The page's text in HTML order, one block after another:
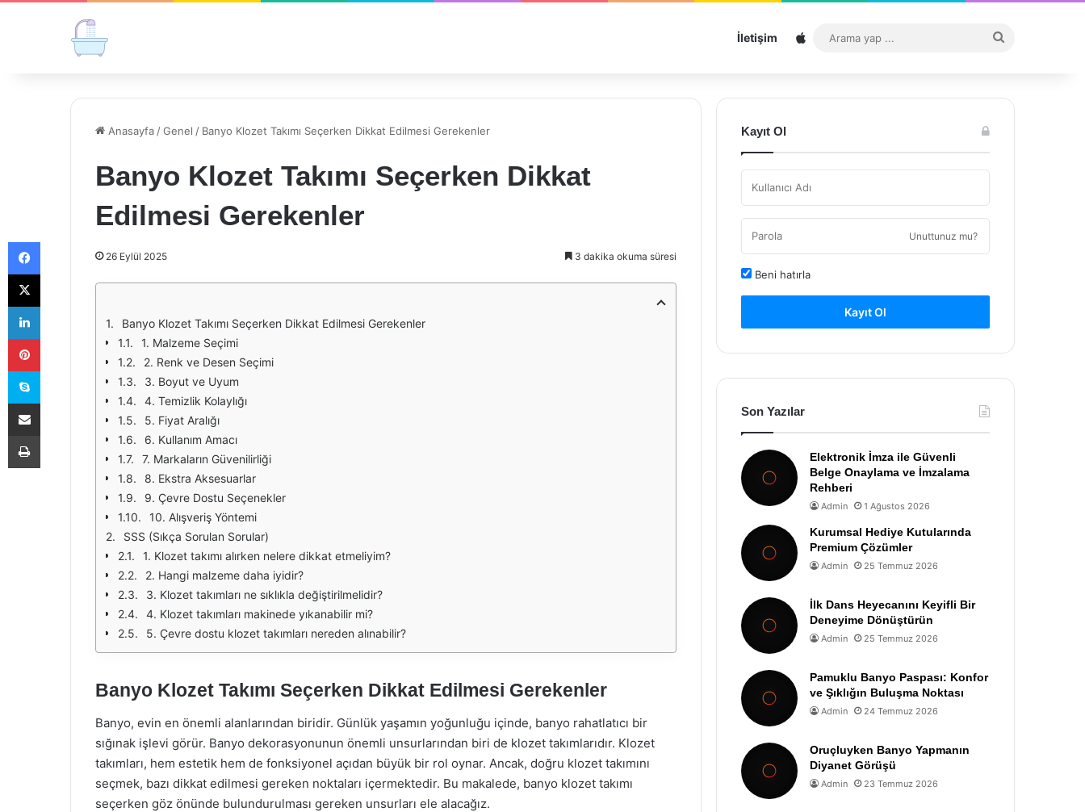
İletişim Sitemap
...
Anasayfa /Genel / Banyo Klozet Takımı Seçerken Dikkat Edilmesi Gerekenler
Banyo Klozet Takımı Seçerken Dikkat
Edilmesi Gerekenler
26 Eylül 2025 3 dakika okuma süresi
Banyo Klozet Takımı Seçerken Dikkat Edilmesi Gerekenler
1. Malzeme Seçimi
2. Renk ve Desen Seçimi
3. Boyut ve Uyum
4. Temizlik Kolaylığı
5. Fiyat Aralığı
6. Kullanım Amacı
7. Markaların Güvenilirliği
8. Ekstra Aksesuarlar
9. Çevre Dostu Seçenekler
10. Alışveriş Yöntemi
SSS (Sıkça Sorulan Sorular)
1. Klozet takımı alırken nelere dikkat etmeliyim?
2. Hangi malzeme daha iyidir?
3. Klozet takımları ne sıklıkla değiştirilmelidir?
4. Klozet takımları makinede yıkanabilir mi?
5. Çevre dostu klozet takımları nereden alınabilir?
Banyo Klozet Takımı Seçerken Dikkat Edilmesi Gerekenler
Banyo, evin en önemli alanlarından biridir. Günlük yaşamın yoğunluğu içinde, banyo rahatlatıcı bir
sığınak işlevi görür. Banyo dekorasyonunun önemli unsurlarından biri de klozet takımlarıdır. Klozet
takımları, hem estetik hem de fonksiyonel açıdan büyük bir rol oynar. Ancak, doğru klozet takımını
seçmek, bazı dikkat edilmesi gereken noktaları içermektedir. Bu makalede, banyo klozet takımı
seçerken göz önünde bulundurulması gereken unsurları ele alacağız.
Kayıt Ol
Unuttunuz mu?
Beni hatırla
Kayıt Ol
Son Yazılar
Elektronik İmza ile Güvenli
Belge Onaylama ve İmzalama
Rehberi
Admin 1 Ağustos 2026
Kurumsal Hediye Kutularında
Premium Çözümler
Admin 25 Temmuz 2026
İlk Dans Heyecanını Keyifli Bir
Deneyime Dönüştürün
Admin 25 Temmuz 2026
Pamuklu Banyo Paspası: Konfor
ve Şıklığın Buluşma Noktası
Admin 24 Temmuz 2026
Oruçluyken Banyo Yapmanın
Diyanet Görüşü
Admin 23 Temmuz 2026
Facebook
X
LinkedIn
Pinterest
Skype
E-Posta ile paylaş